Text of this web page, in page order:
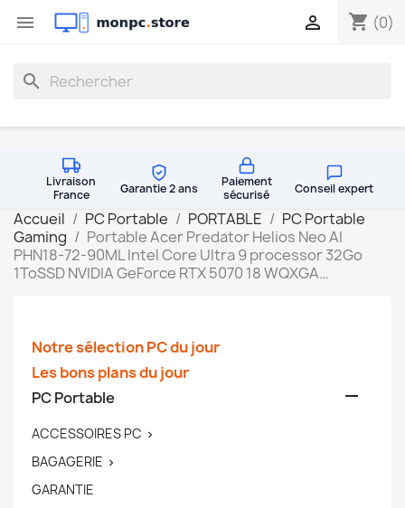
 shopping_cart (0)

search
Livraison
France
Garantie 2 ans
Paiement
sécurisé
Conseil expert
Accueil PC Portable PORTABLE
PC Portable
Gaming
Portable Acer Predator Helios Neo AI
PHN18-72-90ML Intel Core Ultra 9 processor 32Go
1ToSSD NVIDIA GeForce RTX 5070 18 WQXGA…
Notre sélection PC du jour
Les bons plans du jour
PC Portable

ACCESSOIRES PC 
BAGAGERIE 
GARANTIE